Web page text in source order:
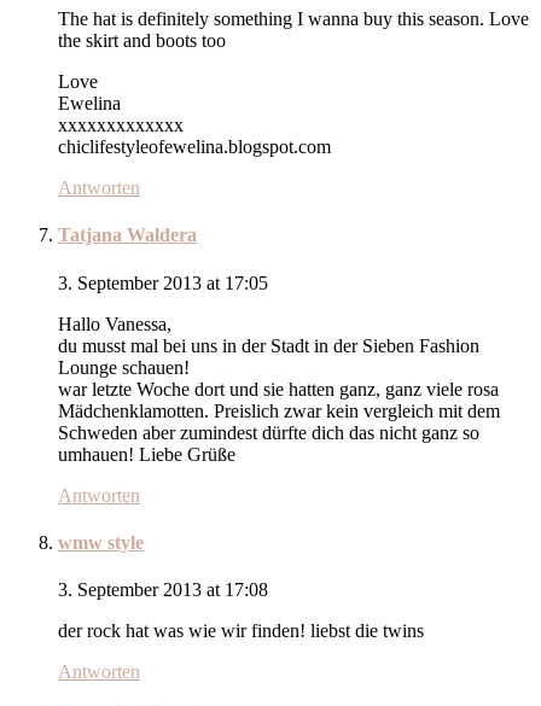
The hat is definitely something I wanna buy this season. Love
the skirt and boots too
Love
Ewelina
xxxxxxxxxxxxx
chiclifestyleofewelina.blogspot.com
Antworten
Tatjana Waldera
3. September 2013 at 17:05
Hallo Vanessa,
du musst mal bei uns in der Stadt in der Sieben Fashion
Lounge schauen!
war letzte Woche dort und sie hatten ganz, ganz viele rosa
Mädchenklamotten. Preislich zwar kein vergleich mit dem
Schweden aber zumindest dürfte dich das nicht ganz so
umhauen! Liebe Grüße
Antworten
wmw style
3. September 2013 at 17:08
der rock hat was wie wir finden! liebst die twins
Antworten